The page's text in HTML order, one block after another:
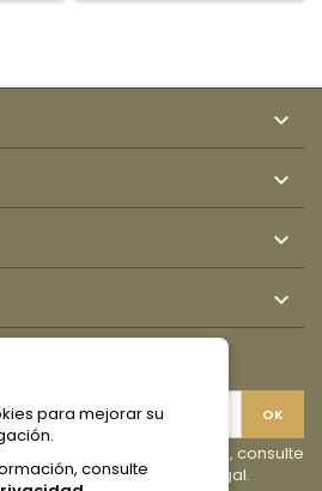




para mejorar su
consulte
momento. Para ello, consulte
de contacto en el aviso legal.